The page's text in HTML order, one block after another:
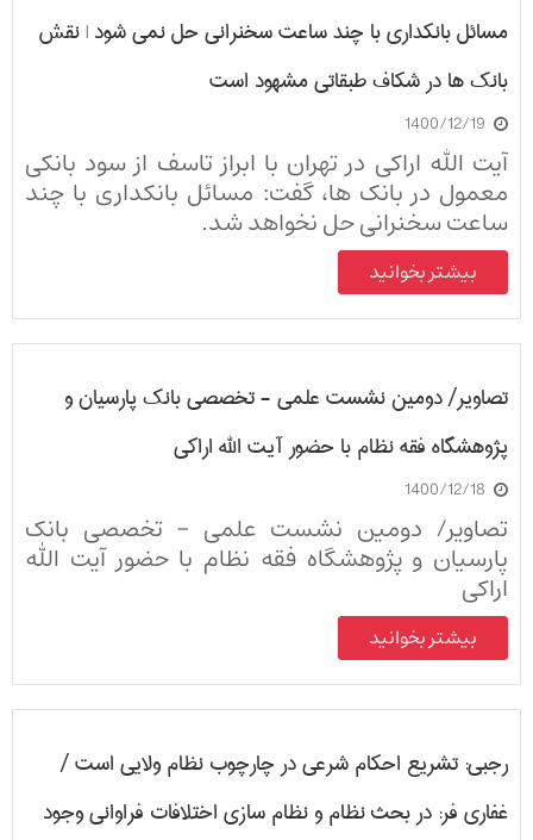
مسائل بانکداری با چند ساعت سخنرانی حل نمی شود | نقش
بانک ها در شکاف طبقاتی مشهود است
1400/12/19
آیت الله اراکی در تهران با ابراز تاسف از سود بانکی
معمول در بانک ها، گفت: مسائل بانکداری با چند
ساعت سخنرانی حل نخواهد شد.
بیشتر بخوانید
تصاویر/ دومین نشست علمی - تخصصی بانک پارسیان و
پژوهشگاه فقه نظام با حضور آیت الله اراکی
1400/12/18
تصاویر/ دومین نشست علمی - تخصصی بانک
پارسیان و پژوهشگاه فقه نظام با حضور آیت الله
اراکی
بیشتر بخوانید
رجبی: تشریع احکام شرعی در چارچوب نظام ولایی است /
غفاری فر: در بحث نظام و نظام سازی اختلافات فراوانی وجود